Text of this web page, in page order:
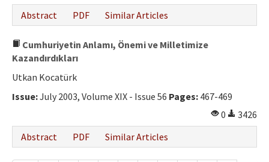
Abstract
PDF Similar Articles
Cumhuriyetin Anlamı, Önemi ve Milletimize
Kazandırdıkları
Utkan Kocatürk
Issue:July 2003, Volume XIX - Issue 56 Pages: 467-469
0
3426
Abstract
PDF Similar Articles